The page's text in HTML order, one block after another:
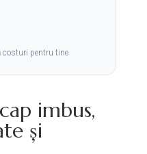
costuri pentru tine
imbus,
și